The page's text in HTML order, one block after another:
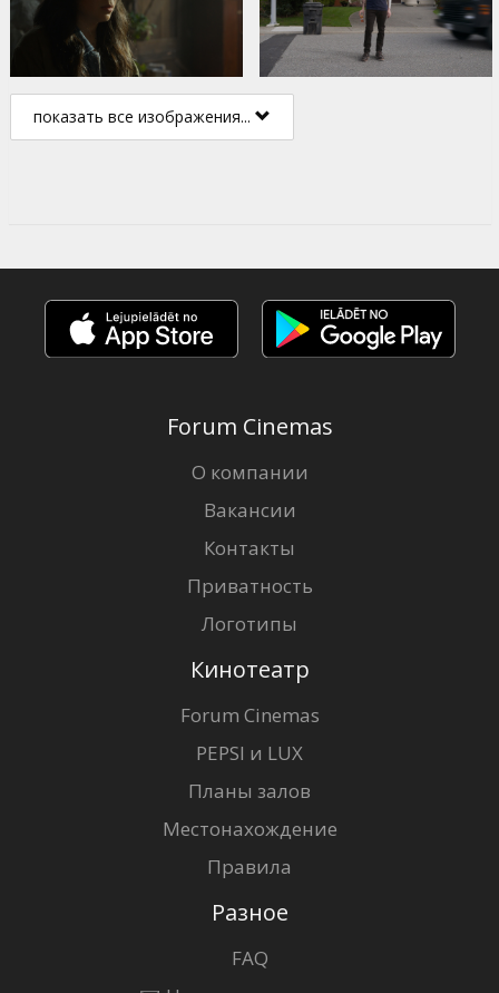
показать все изображения...
Forum Cinemas
О компании
Вакансии
Контакты
Приватность
Логотипы
Кинотеатр
Forum Cinemas
PEPSI и LUX
Планы залов
Местонахождение
Правила
Разное
FAQ